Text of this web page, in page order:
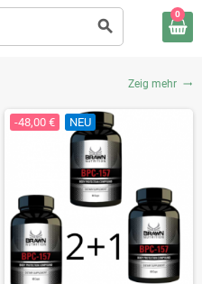
search
0
Zeig mehr trending_flat
-48,00 € NEU